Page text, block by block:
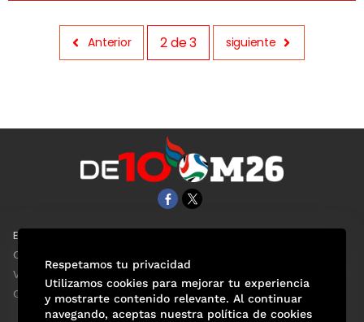
Anterior 2de3 siguiente
EL UNIVERSAL
Clase
ViveUSA
Confabulario
Respetamos tu privacidad
Utilizamos cookies para mejorar tu experiencia
y mostrarte contenido relevante. Al continuar
navegando, aceptas nuestra política de cookies